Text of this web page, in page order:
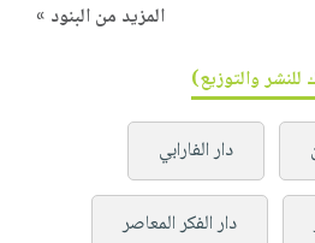
المزيد من البنود »
والتوزيع)
دار الفارابي
دار الفكر المعاصر